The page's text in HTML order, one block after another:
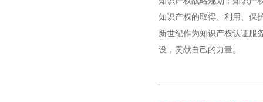
知识产权的取得、利用、保
新世纪作为知识产权认证服
设，贡献自己的力量。